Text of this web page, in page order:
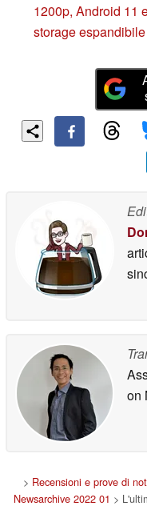
1200p, Android 11
storage espandibile
on
> Recensioni e prove di
Newsarchive 2022 01 >